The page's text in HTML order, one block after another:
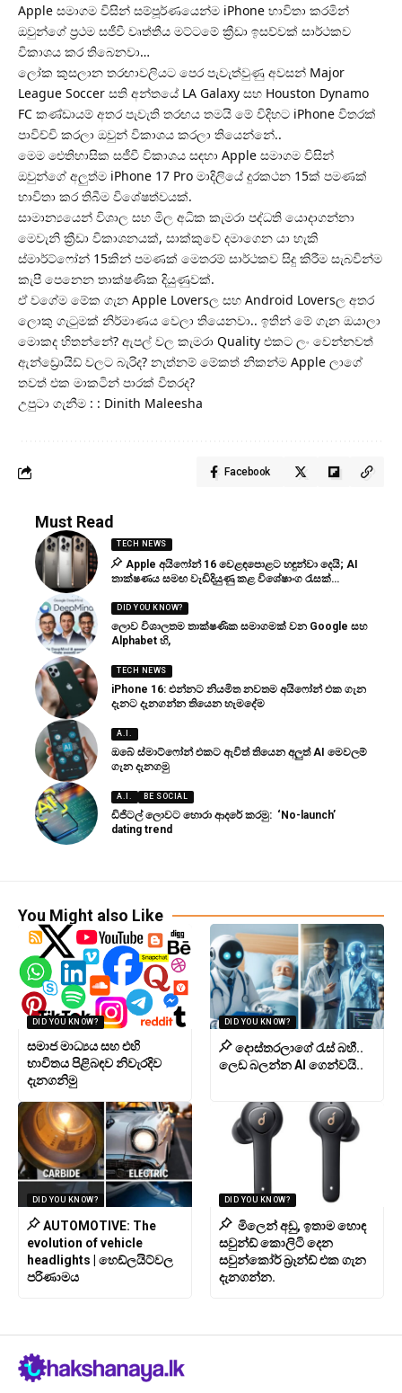
Apple සමාගම විසින් සම්පූර්ණයෙන්ම iPhone භාවිතා කරමින්
ඔවුන්ගේ ප්‍රථම සජීවී වෘත්තීය මට්ටමේ ක්‍රීඩා ඉසව්වක් සාර්ථකව
විකාශය කර තිබෙනවා…
ලෝක කුසලාන තරඟාවලියට පෙර පැවැත්වුණු අවසන් Major
League Soccer සති අන්තයේ LA Galaxy සහ Houston Dynamo
FC කණ්ඩායම් අතර පැවැති තරඟය තමයි මේ විදිහට iPhone විතරක්
පාවිච්චි කරලා ඔවුන් විකාශය කරලා තියෙන්නේ..
මෙම ඓතිහාසික සජීවී විකාශය සඳහා Apple සමාගම විසින්
ඔවුන්ගේ අලුත්ම iPhone 17 Pro මාදිලියේ දුරකථන 15ක් පමණක්
භාවිතා කර තිබීම විශේෂත්වයක්.
සාමාන්‍යයෙන් විශාල සහ මිල අධික කැමරා පද්ධති යොදාගන්නා
මෙවැනි ක්‍රීඩා විකාශනයක්, සාක්කුවේ දමාගෙන යා හැකි
ස්මාර්ට්ෆෝන් 15කින් පමණක් මෙතරම් සාර්ථකව සිදු කිරීම සැබවින්ම
කැපී පෙනෙන තාක්ෂණික දියුණුවක්.
ඒ වගේම මේක ගැන Apple Loversල සහ Android Loversල අතර
ලොකු ගැටුමක් නිර්මාණය වෙලා තියෙනවා.. ඉතින් මේ ගැන ඔයාලා
මොකද හිතන්නේ? ඇපල් වල කැමරා Quality එකට ලං වෙන්නවත්
ඇන්ඩ්‍රොයිඩ් වලට බැරිද? නැත්නම් මේකත් නිකන්ම Apple ලාගේ
තවත් එක මාකටින් පාරක් විතරද?
උපුටා ගැනීම : : Dinith Maleesha
Facebook
Must Read
TECH NEWS
Apple අයිෆෝන් 16 වෙළඳපොළට හඳුන්වා දෙයි; AI
තාක්ෂණය සමඟ වැඩිදියුණු කළ විශේෂාංග රැසක්…
DID YOU KNOW?
ලොව විශාලතම තාක්ෂණික සමාගමක් වන Google සහ
Alphabet හි,
TECH NEWS
iPhone 16: එන්නට නියමිත නවතම අයිෆෝන් එක ගැන
දැනට දැනගන්න තියෙන හැමදේම
A.I.
ඔබේ ස්මාට්ෆෝන් එකට ඇවිත් තියෙන අලුත් AI මෙවලම්
ගැන දැනගමු
A.I. BE SOCIAL
ඩිජිටල් ලොවට හොරා ආදරේ කරමු: ‘No-launch’
dating trend
You Might also Like
DID YOU KNOW?
සමාජ මාධ්‍යය සහ එහි
භාවිතය පිළිබඳව නිවැරදිව
දැනගනිමු
DID YOU KNOW?
දොස්තරලාගේ රැස් බහී..
ලෙඩ බලන්න AI ගෙන්වයි..
DID YOU KNOW?
AUTOMOTIVE: The
evolution of vehicle
headlights | හෙඩ්ලයිට්වල
පරිණාමය
DID YOU KNOW?
මිලෙන් අඩු, ඉතාම හොඳ
සවුන්ඩ් කොලිටි දෙන
සවුන්කෝර් බ්‍රෑන්ඩ් එක ගැන
දැනගන්න.